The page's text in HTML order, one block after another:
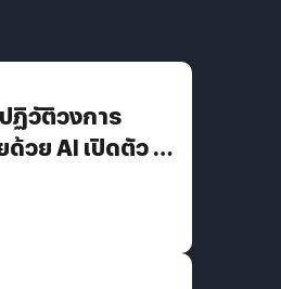
ฏิวัติวงการ
วย AI เปิดตัว 4
ในประเทศไทย